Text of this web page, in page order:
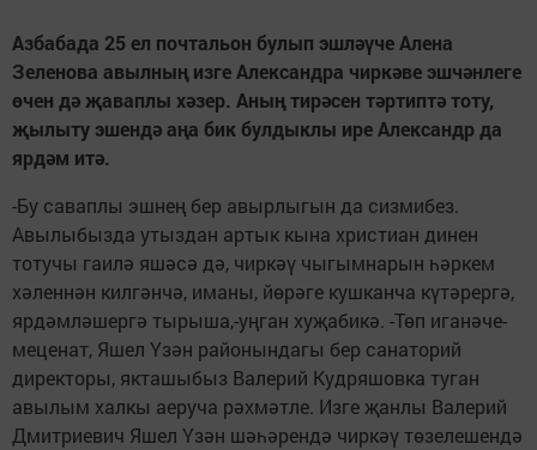
Азбабада 25 ел почтальон булып эшләүче Алена
Зеленова авылның изге Александра чиркәве эшчәнлеге
өчен дә җаваплы хәзер. Аның тирәсен тәртиптә тоту,
җылыту эшендә аңа бик булдыклы ире Александр да
ярдәм итә.
-Бу саваплы эшнең бер авырлыгын да сизмибез.
Авылыбызда утыздан артык кына христиан динен
тотучы гаилә яшәсә дә, чиркәү чыгымнарын һәркем
хәленнән килгәнчә, иманы, йөрәге кушканча күтәрергә,
ярдәмләшергә тырыша,-уңган хуҗабикә. -Төп иганәче-
меценат, Яшел Үзән районындагы бер санаторий
директоры, якташыбыз Валерий Кудряшовка туган
авылым халкы аеруча рәхмәтле. Изге җанлы Валерий
Дмитриевич Яшел Үзән шәһәрендә чиркәү төзелешендә